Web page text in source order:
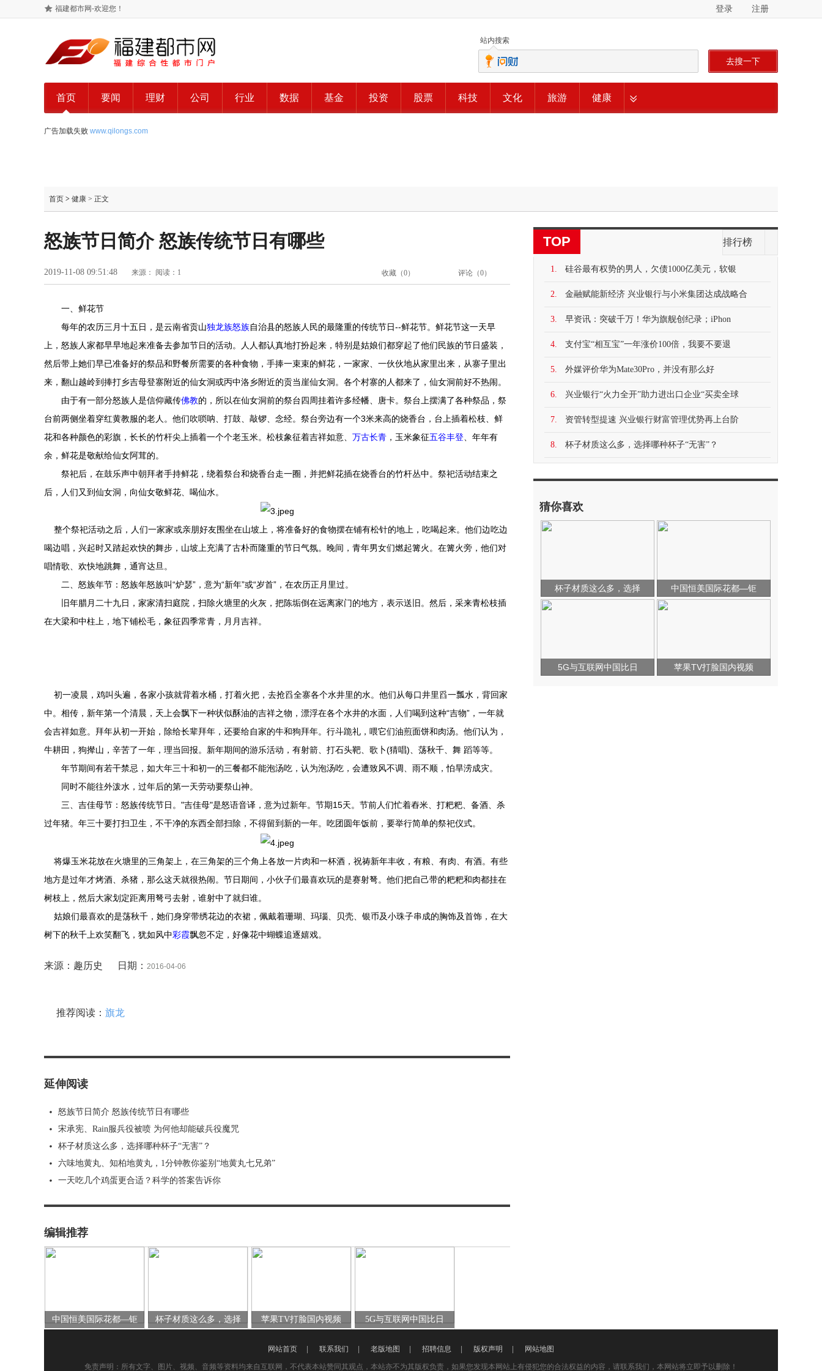
福建都市网-欢迎您！ 登录 注册
站内搜索
去搜一下
首页 要闻 理财 公司 行业 数据 基金 投资 股票 科技 文化 旅游 健康
广告加载失败 www.qilongs.com
首页 > 健康 > 正文
怒族节日简介 怒族传统节日有哪些
2019-11-08 09:51:48 来源： 阅读：1 评论（0）
收藏（0）
一、鲜花节
每年的农历三月十五日，是云南省贡山独龙族怒族自治县的怒族人民的最隆重的传统节日--鲜花节。鲜花节这一天早
上，怒族人家都早早地起来准备去参加节日的活动。人人都认真地打扮起来，特别是姑娘们都穿起了他们民族的节日盛装，
然后带上她们早已准备好的祭品和野餐所需要的各种食物，手捧一束束的鲜花，一家家、一伙伙地从家里出来，从寨子里出
来，翻山越岭到捧打乡吉母登寨附近的仙女洞或丙中洛乡附近的贡当崖仙女洞。各个村寨的人都来了，仙女洞前好不热闹。
由于有一部分怒族人是信仰藏传佛教的，所以在仙女洞前的祭台四周挂着许多经幡、唐卡。祭台上摆满了各种祭品，祭
台前两侧坐着穿红黄教服的老人。他们吹唢呐、打鼓、敲锣、念经。祭台旁边有一个3米来高的烧香台，台上插着松枝、鲜
花和各种颜色的彩旗，长长的竹杆尖上插着一个个老玉米。松枝象征着吉祥如意、 万古长青 ，玉米象征五谷丰登 、年年有
余，鲜花是敬献给仙女阿茸的。
祭祀后，在鼓乐声中朝拜者手持鲜花，绕着祭台和烧香台走一圈，并把鲜花插在烧香台的竹杆丛中。祭祀活动结束之
后，人们又到仙女洞，向仙女敬鲜花、喝仙水。
整个祭祀活动之后，人们一家家或亲朋好友围坐在山坡上，将准备好的食物摆在铺有松针的地上，吃喝起来。他们边吃边
喝边唱，兴起时又踏起欢快的舞步，山坡上充满了古朴而隆重的节日气氛。晚间，青年男女们燃起篝火。在篝火旁，他们对
唱情歌、欢快地跳舞，通宵达旦。
二、怒族年节：怒族年怒族叫“炉瑟”，意为“新年”或“岁首”，在农历正月里过。
旧年腊月二十九日，家家清扫庭院，扫除火塘里的火灰，把陈垢倒在远离家门的地方，表示送旧。然后，采来青松枝插
在大梁和中柱上，地下铺松毛，象征四季常青，月月吉祥。
初一凌晨，鸡叫头遍，各家小孩就背着水桶，打着火把，去抢舀全寨各个水井里的水。他们从每口井里舀一瓢水，背回家
中。相传，新年第一个清晨，天上会飘下一种状似酥油的吉祥之物，漂浮在各个水井的水面，人们喝到这种“吉物”，一年就
会吉祥如意。拜年从初一开始，除给长辈拜年，还要给自家的牛和狗拜年。行斗跪礼，喂它们油煎面饼和肉汤。他们认为，
牛耕田，狗撵山，辛苦了一年，理当回报。新年期间的游乐活动，有射箭、打石头靶、歌卜(猜唱)、荡秋千、舞 蹈等等。
年节期间有若干禁忌，如大年三十和初一的三餐都不能泡汤吃，认为泡汤吃，会遭致风不调、雨不顺，怕旱涝成灾。
同时不能往外泼水，过年后的第一天劳动要祭山神。
三、吉佳母节：怒族传统节日。"吉佳母"是怒语音译，意为过新年。节期15天。节前人们忙着舂米、打粑粑、备酒、杀
过年猪。年三十要打扫卫生，不干净的东西全部扫除，不得留到新的一年。吃团圆年饭前，要举行简单的祭祀仪式。
将爆玉米花放在火塘里的三角架上，在三角架的三个角上各放一片肉和一杯酒，祝祷新年丰收，有粮、有肉、有酒。有些
地方是过年才烤酒、杀猪，那么这天就很热闹。节日期间，小伙子们最喜欢玩的是赛射弩。他们把自己带的粑粑和肉都挂在
树枝上，然后大家划定距离用弩弓去射，谁射中了就归谁。
姑娘们最喜欢的是荡秋千，她们身穿带绣花边的衣裙，佩戴着珊瑚、玛瑙、贝壳、银币及小珠子串成的胸饰及首饰，在大
树下的秋千上欢笑翻飞，犹如风中彩霞飘忽不定，好像花中蝴蝶追逐嬉戏。
来源：趣历史 日期： 2016-04-06
推荐阅读： 旗龙
延伸阅读
怒族节日简介 怒族传统节日有哪些
宋承宪、Rain服兵役被喷 为何他却能破兵役魔咒
杯子材质这么多，选择哪种杯子“无害”？
六味地黄丸、知柏地黄丸，1分钟教你鉴别“地黄丸七兄弟”
一天吃几个鸡蛋更合适？科学的答案告诉你
编辑推荐
中国恒美国际花都—钜 杯子材质这么多，选择 苹果TV打脸国内视频 5G与互联网中国比日
TOP 排行榜
1. 硅谷最有权势的男人，欠债1000亿美元，软银
2. 金融赋能新经济 兴业银行与小米集团达成战略合
3. 早资讯：突破千万！华为旗舰创纪录；iPhon
4. 支付宝“相互宝”一年涨价100倍，我要不要退
5. 外媒评价华为Mate30Pro，并没有那么好
6. 兴业银行“火力全开”助力进出口企业“买卖全球
7. 资管转型提速 兴业银行财富管理优势再上台阶
8. 杯子材质这么多，选择哪种杯子“无害”？
猜你喜欢
杯子材质这么多，选择 中国恒美国际花都—钜
5G与互联网中国比日 苹果TV打脸国内视频
网站首页 | 联系我们 | 老版地图 | 招聘信息 | 版权声明 | 网站地图
免责声明：所有文字、图片、视频、音频等资料均来自互联网，不代表本站赞同其观点，本站亦不为其版权负责，如果您发现本网站上有侵犯您的合法权益的内容，请联系我们，本网站将立即予以删除！